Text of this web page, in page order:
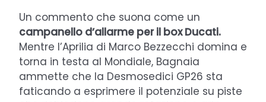
Un commento che suona come un
campanello d’allarme per il box Ducati.
Mentre l’Aprilia di Marco Bezzecchi domina e
torna in testa al Mondiale, Bagnaia
ammette che la Desmosedici GP26 sta
faticando a esprimere il potenziale su piste